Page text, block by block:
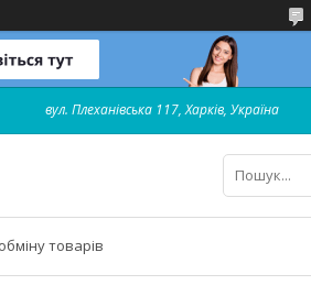
вул. Плеханівська 117, Харків, Україна
товарів